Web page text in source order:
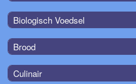
Biologisch Voedsel
Brood
Culinair